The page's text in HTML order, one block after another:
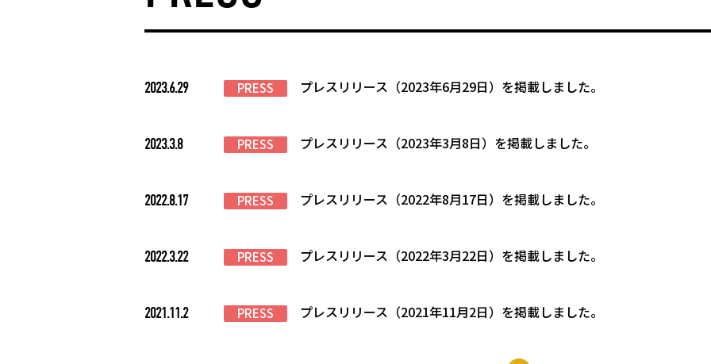
2023.6.29 PRESS プレスリリース（2023年6月29日）を掲載しました。
2023.3.8 PRESS プレスリリース（2023年3月8日）を掲載しました。
2022.8.17 PRESS プレスリリース（2022年8月17日）を掲載しました。
2022.3.22 PRESS プレスリリース（2022年3月22日）を掲載しました。
2021.11.2 PRESS プレスリリース（2021年11月2日）を掲載しました。